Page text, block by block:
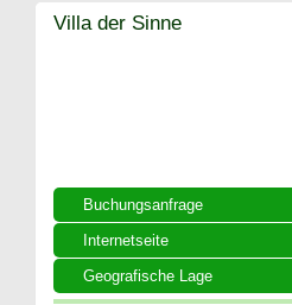
Buchungsanfrage
Internetseite
Geografische Lage
Villa der Sinne